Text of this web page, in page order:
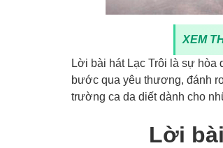
XEM
Lời bài hát Lạc Trôi là sự
bước qua yêu thương, đánh
trường ca da diết dành cho
Lời